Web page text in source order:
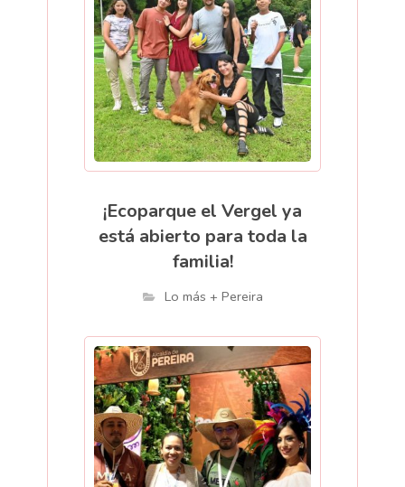
¡Ecoparque el Vergel ya
está abierto para toda la
familia!
Lo más + Pereira